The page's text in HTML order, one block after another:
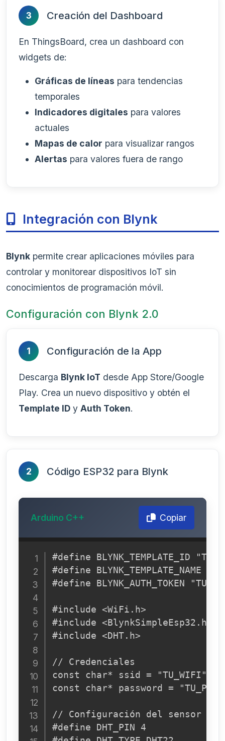
3 Creación del Dashboard
En ThingsBoard, crea un dashboard con
widgets de:
Gráficas de líneas para tendencias
temporales
Indicadores digitales para valores
actuales
Mapas de calor para visualizar rangos
Alertas para valores fuera de rango
Integración con Blynk
Blynk permite crear aplicaciones móviles para
controlar y monitorear dispositivos IoT sin
conocimientos de programación móvil.
Configuración con Blynk 2.0
1 Configuración de la App
Descarga Blynk IoT desde App Store/Google
Play. Crea un nuevo dispositivo y obtén el
Template ID y Auth Token.
2 Código ESP32 para Blynk
Arduino C++ Copiar
#define BLYNK_TEMPLATE_ID
#define BLYNK_TEMPLATE_NAME
#define BLYNK_AUTH_TOKEN
#include <WiFi.h>
#include <BlynkSimpleEsp32.h>
#include <DHT.h>
// Credenciales
const char* ssid = "TU_WIFI";
const char* password =
// Configuración del sensor
#define DHT_PIN 4